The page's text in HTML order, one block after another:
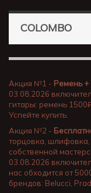
COLOMBO
Акция №1 - Ремень +
03.08.2026
гитары: ремень
Успейте купить.
Акция №2 -
торцовка,
собственной
03.08.2026
нас обходится от
брендов: Belucci,